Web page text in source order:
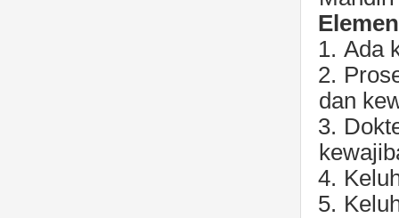
1. Ada
2.
dan
3.
4.
5.